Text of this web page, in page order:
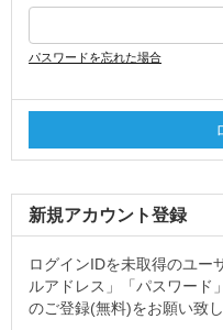
パスワードを忘れた場合
新規アカウント登録
ログインIDを未取得のユー
ルアドレス」「パスワード
のご登録(無料)をお願い致し